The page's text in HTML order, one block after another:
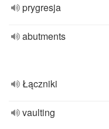
prygresja
abutments
Łączniki
vaulting